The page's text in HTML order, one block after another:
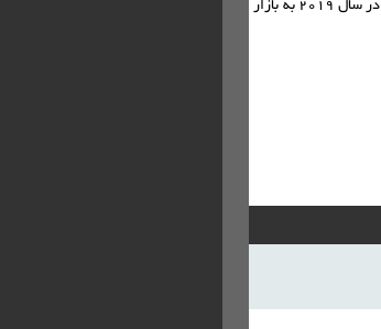
سامسونگ با گوشی گلکسی w به این بازار پای خواهد گذاشت البته ممکن است این گوشی هوشمند در سال 2019 به بازار